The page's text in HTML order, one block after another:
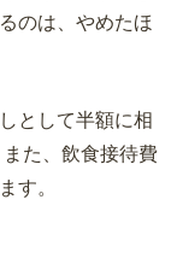
のは、やめたほ
として半額に相
た、飲食接待費
す。